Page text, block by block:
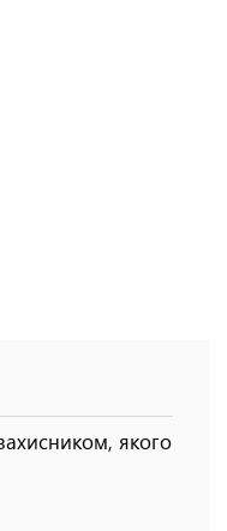
якого